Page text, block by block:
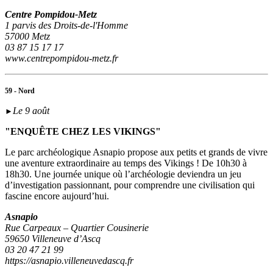
Centre Pompidou-Metz
1 parvis des Droits-de-l'Homme
57000 Metz
03 87 15 17 17
www.centrepompidou-metz.fr
59 - Nord
► Le 9 août
"ENQUÊTE CHEZ LES VIKINGS"
Le parc archéologique Asnapio propose aux petits et grands de vivre
une aventure extraordinaire au temps des Vikings ! De 10h30 à
18h30. Une journée unique où l’archéologie deviendra un jeu
d’investigation passionnant, pour comprendre une civilisation qui
fascine encore aujourd’hui.
Asnapio
Rue Carpeaux – Quartier Cousinerie
59650 Villeneuve d’Ascq
03 20 47 21 99
https://asnapio.villeneuvedascq.fr